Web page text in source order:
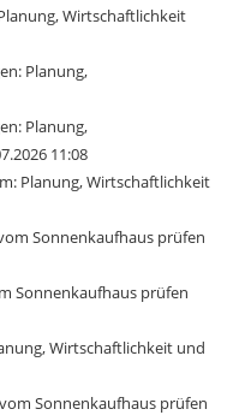
Wirtschaftlichkeit
Planung,
Planung,
11:08
Planung, Wirtschaftlichkeit
Sonnenkaufhaus prüfen
Sonnenkaufhaus prüfen
Wirtschaftlichkeit und
Sonnenkaufhaus prüfen